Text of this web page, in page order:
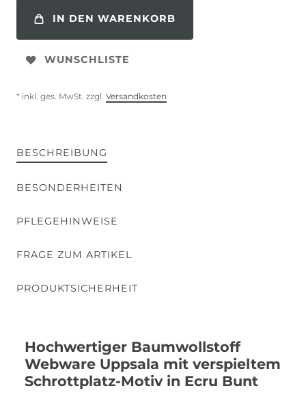
IN DEN WARENKORB
WUNSCHLISTE
* inkl. ges. MwSt. zzgl. Versandkosten
BESCHREIBUNG
BESONDERHEITEN
PFLEGEHINWEISE
FRAGE ZUM ARTIKEL
PRODUKTSICHERHEIT
Hochwertiger Baumwollstoff
Webware Uppsala mit verspieltem
Schrottplatz-Motiv in Ecru Bunt